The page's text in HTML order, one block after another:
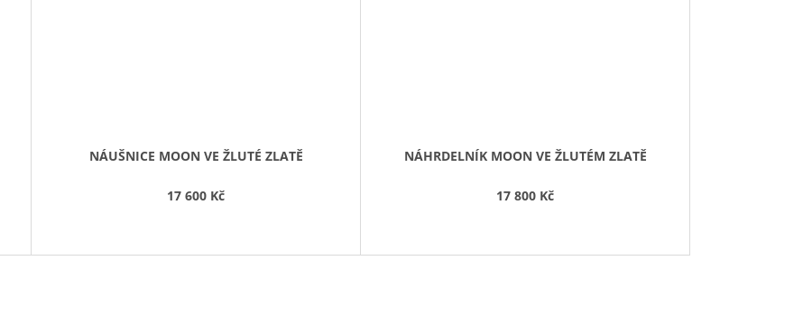
NÁUŠNICE MOON VE ŽLUTÉ ZLATĚ
17 600 Kč
NÁHRDELNÍK MOON VE ŽLUTÉM ZLATĚ
17 800 Kč